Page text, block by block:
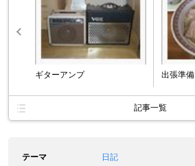
ギターアンプ 出張準備
記事一覧
テーマ
日記